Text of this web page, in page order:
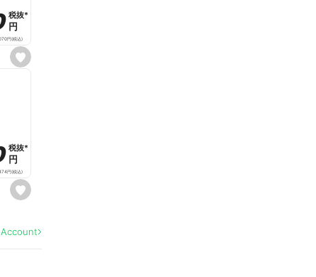
t
e
s
e
t
e
税抜*
税抜*
円
円
円(税込)
s
e
a
税抜*
税抜*
円
円
円(税込)